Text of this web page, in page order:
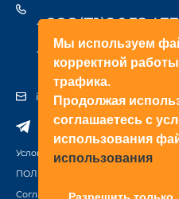
Мы используем
корректной
трафика.
Продолжая
соглашаетесь с
использования
использования
+998(71)2052433
info@doorhan.uz
Условия использования сайта
ПОЛИТИКА
Соглашение на обработку